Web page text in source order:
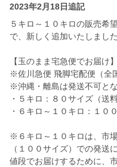
2023年2月18日追記
５キロ～１０キロの販売希
で、新しく追加いたしました
【玉のまま宅急便でお届け】
※佐川急便 飛脚宅配便（全
※沖縄・離島は発送不可と
・５キロ：８０サイズ（送
・６キロ～１０キロ：１０
※６キロ～１０キロは、市
（１００サイズ）での発送
値段でお届けするために、